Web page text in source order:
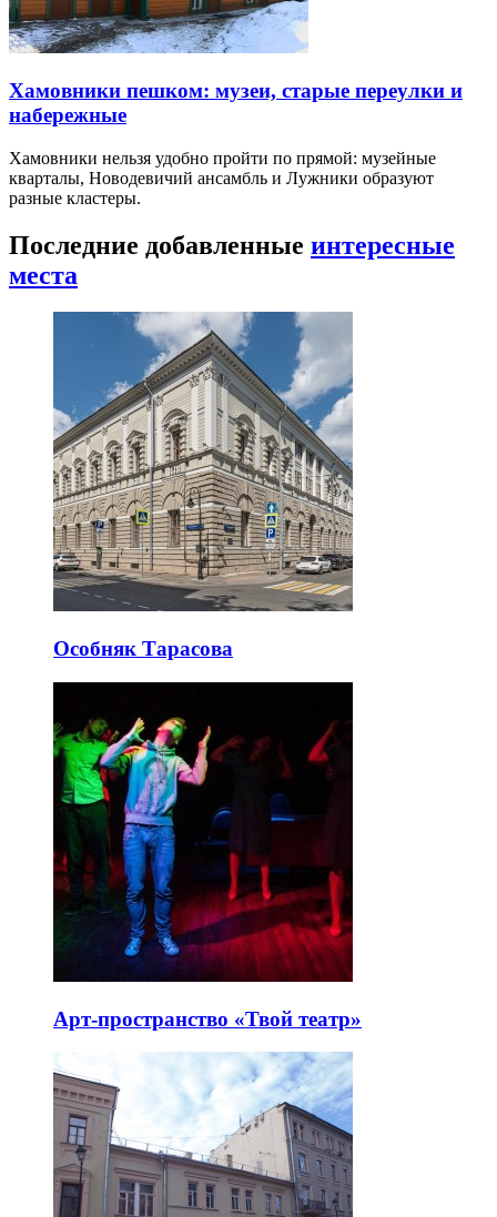
Хамовники пешком: музеи, старые переулки и
набережные
Хамовники нельзя удобно пройти по прямой: музейные
кварталы, Новодевичий ансамбль и Лужники образуют
разные кластеры.
Последние добавленные интересные
места
Особняк Тарасова
Арт-пространство «Твой театр»